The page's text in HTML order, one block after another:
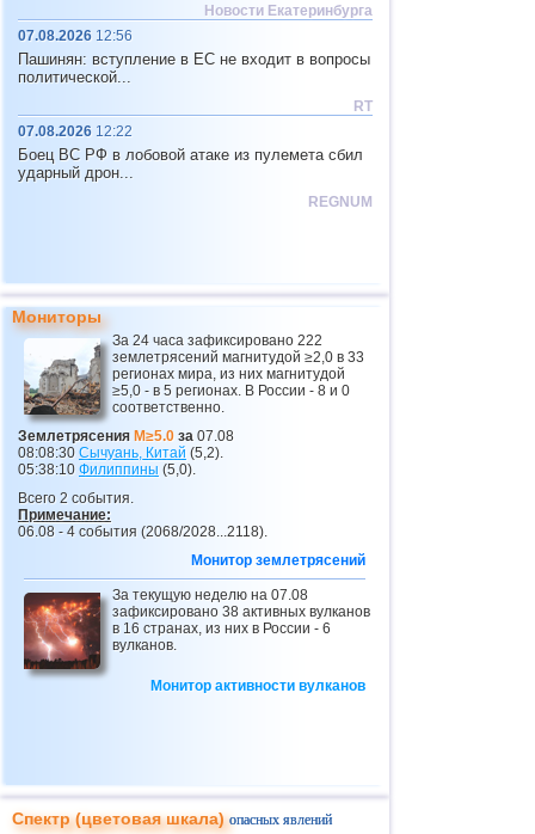
15 Греция
16 Гондурас 4,4 1
1
18 Чили
19 Мьянма
4,2 1
23 Эквадор
Карибское море 3,8 1
25 Норвегия 3,7
26 Пуэрто-Рико
27 Коста-Рика
28 Турция
29 Хорватия
Сент-Винсент и Гренадины 3,5 1
31 Венесуэла
32 Боливия 3,0...3,4
33 Центральная Америка
37 о.Виргинии (США) 3,2
Новости Екатеринбурга
07.08.2026 12:56
Пашинян: вступление в ЕС не входит в вопросы
политической...
RT
07.08.2026 12:22
Боец ВС РФ в лобовой атаке из пулемета сбил
ударный дрон...
REGNUM
Мониторы
За 24 часа зафиксировано 222
землетрясений магнитудой ≥2,0 в 33
регионах мира, из них магнитудой
≥5,0 - в 5 регионах. В России - 8 и 0
соответственно.
Землетрясения M≥5.0 за 07.08
08:08:30 Сычуань, Китай (5,2).
05:38:10 Филиппины (5,0).
Всего 2 события.
Примечание:
06.08 - 4 события (2068/2028...2118).
Монитор землетрясений
За текущую неделю на 07.08
зафиксировано 38 активных вулканов
в 16 странах, из них в России - 6
вулканов.
Монитор активности вулканов
Спектр (цветовая шкала)опасных явлений